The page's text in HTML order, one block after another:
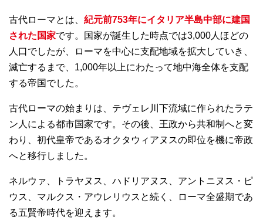
古代ローマとは、 紀元前753年にイタリア半島中部に建国
された国家です。国家が誕生した時点では3,000人ほどの
人口でしたが、ローマを中心に支配地域を拡大していき、
滅亡するまで、1,000年以上にわたって地中海全体を支配
する帝国でした。
古代ローマの始まりは、テヴェレ川下流域に作られたラテ
ン人による都市国家です。その後、王政から共和制へと変
わり、初代皇帝であるオクタウィアヌスの即位を機に帝政
へと移行しました。
ネルウァ、トラヤヌス、ハドリアヌス、アントニヌス・ピ
ウス、マルクス・アウレリウスと続く、ローマ全盛期であ
る五賢帝時代を迎えます。